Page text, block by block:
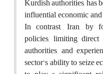
Kurdish authorities, has
influential economic
In contrast, Iran, by
policies, limiting
authorities, and
sector’s ability to seize